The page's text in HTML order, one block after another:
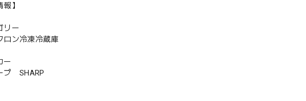
報】
リー
ン冷凍冷蔵庫
ー
プ SHARP